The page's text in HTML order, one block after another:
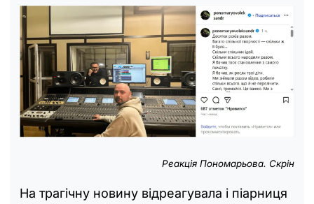
Реакція Пономарьова. Скрін
На трагічну новину відреагувала і піарниця